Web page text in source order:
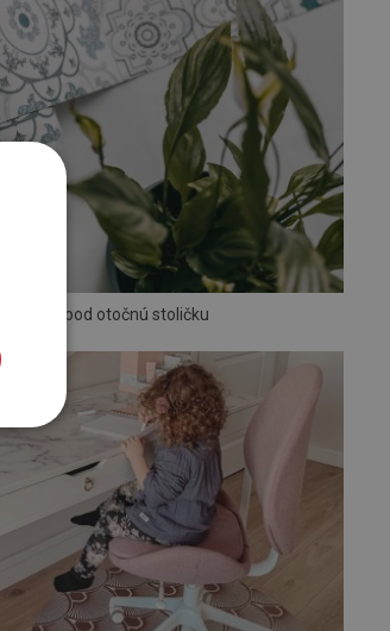
Podložka pod otočnú stoličku